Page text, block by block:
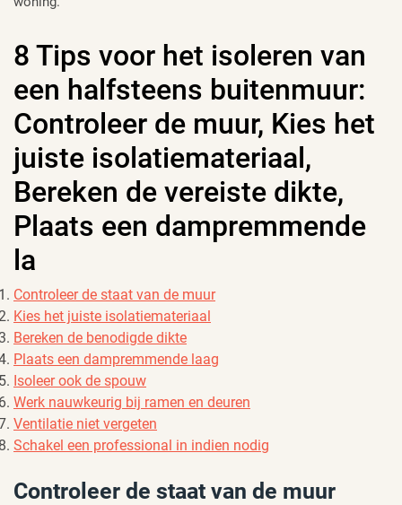
8 Tips voor het isoleren van
een halfsteens buitenmuur:
Controleer de muur, Kies het
juiste isolatiemateriaal,
Bereken de vereiste dikte,
Plaats een dampremmende
la
Controleer de staat van de muur
Kies het juiste isolatiemateriaal
Bereken de benodigde dikte
Plaats een dampremmende laag
Isoleer ook de spouw
Werk nauwkeurig bij ramen en deuren
Ventilatie niet vergeten
Schakel een professional in indien nodig
Controleer de staat van de muur